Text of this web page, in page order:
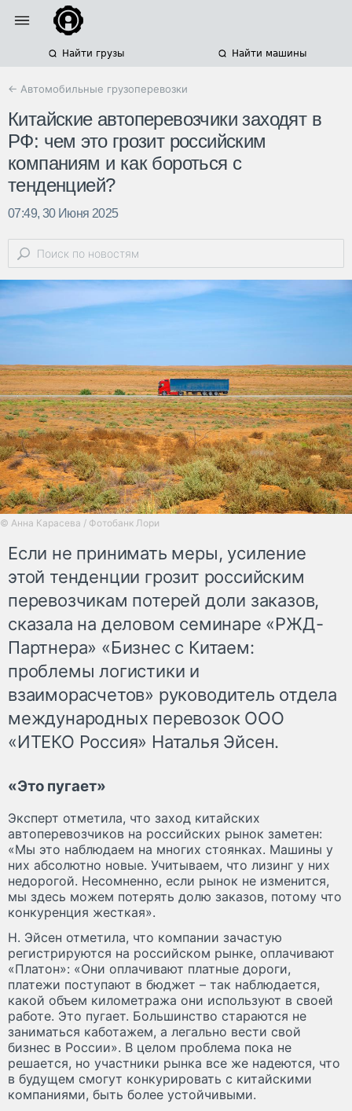
Найти грузы Найти машины
← Автомобильные грузоперевозки
Китайские автоперевозчики заходят в
РФ: чем это грозит российским
компаниям и как бороться с
тенденцией?
07:49, 30 Июня 2025
© Анна Карасева / Фотобанк Лори
Если не принимать меры, усиление
этой тенденции грозит российским
перевозчикам потерей доли заказов,
сказала на деловом семинаре «РЖД-
Партнера» «Бизнес с Китаем:
проблемы логистики и
взаиморасчетов» руководитель отдела
международных перевозок ООО
«ИТЕКО Россия» Наталья Эйсен.
«Это пугает»
Эксперт отметила, что заход китайских
автоперевозчиков на российских рынок заметен:
«Мы это наблюдаем на многих стоянках. Машины у
них абсолютно новые. Учитываем, что лизинг у них
недорогой. Несомненно, если рынок не изменится,
мы здесь можем потерять долю заказов, потому что
конкуренция жесткая».
Н. Эйсен отметила, что компании зачастую
регистрируются на российском рынке, оплачивают
«Платон»: «Они оплачивают платные дороги,
платежи поступают в бюджет – так наблюдается,
какой объем километража они используют в своей
работе. Это пугает. Большинство стараются не
заниматься каботажем, а легально вести свой
бизнес в России». В целом проблема пока не
решается, но участники рынка все же надеются, что
в будущем смогут конкурировать с китайскими
компаниями, быть более устойчивыми.